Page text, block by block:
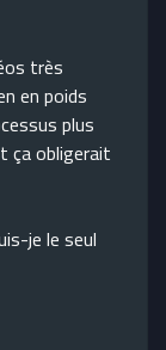
très
en poids
plus
ça obligerait
je le seul